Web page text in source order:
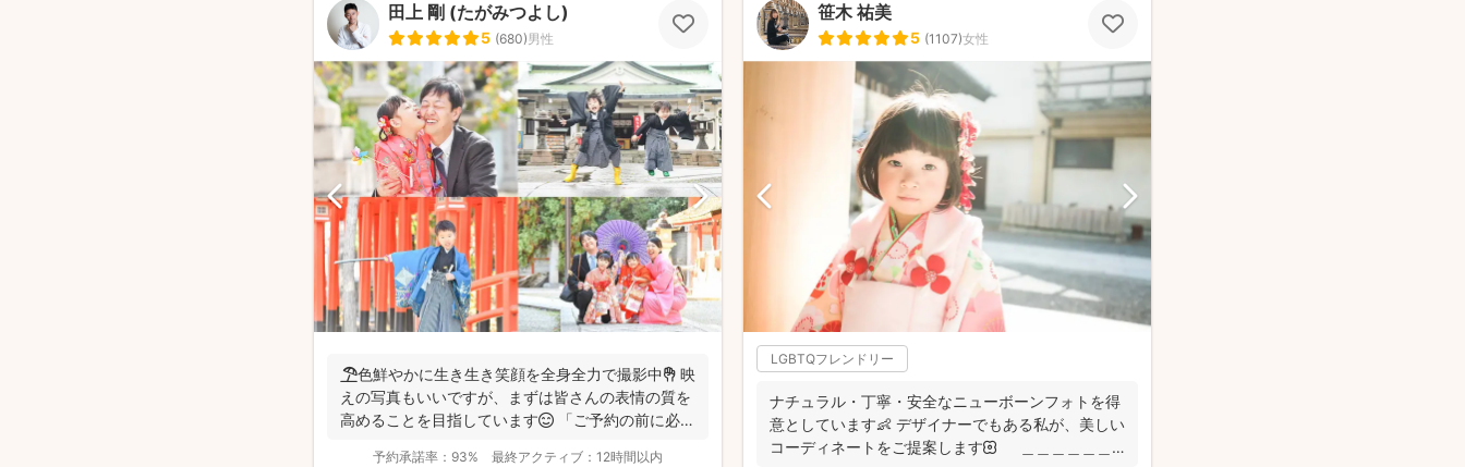
田上 剛 (たがみつよし)
5 (680)男性
🏖️色鮮やかに生き生き笑顔を全身全力で撮影中✊ 映
えの写真もいいですが、まずは皆さんの表情の質を
高めることを目指しています😊 「ご予約の前に必ず
予約承諾率： 93% 最終アクティブ： 12時間以内
笹木 祐美
5 (1107)女性
LGBTQフレンドリー
ナチュラル・丁寧・安全なニューボーンフォトを得
意としています👶 デザイナーでもある私が、美しい
コーディネートをご提案します🌼 ＿＿＿＿＿＿